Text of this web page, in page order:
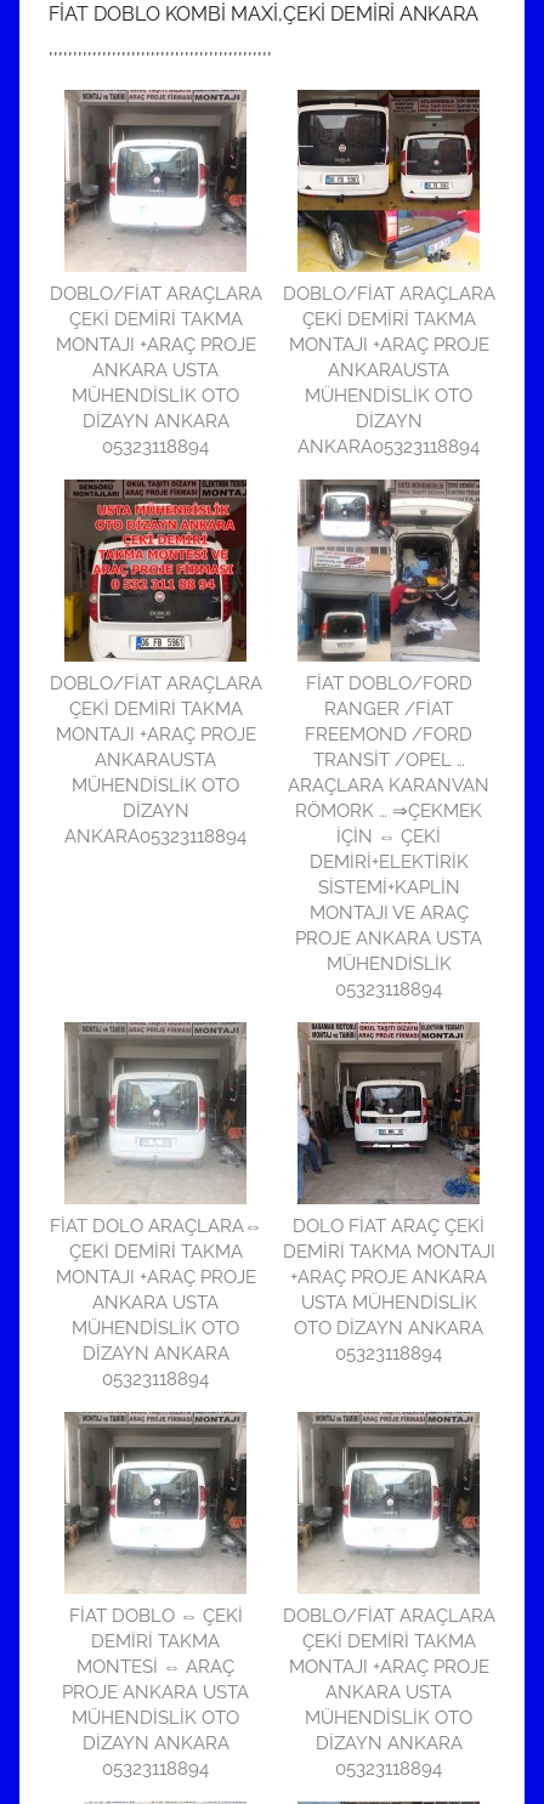
FİAT DOBLO KOMBİ MAXİ,ÇEKİ DEMİRİ ANKARA
,,,,,,,,,,,,,,,,,,,,,,,,,,,,,,,,,,,,,,,,,,,,,,
DOBLO/FİAT ARAÇLARA
ÇEKİ DEMİRİ TAKMA
MONTAJI +ARAÇ PROJE
ANKARA USTA
MÜHENDİSLİK OTO
DİZAYN ANKARA
05323118894
DOBLO/FİAT ARAÇLARA
ÇEKİ DEMİRİ TAKMA
MONTAJI +ARAÇ PROJE
ANKARAUSTA
MÜHENDİSLİK OTO
DİZAYN
ANKARA05323118894
DOBLO/FİAT ARAÇLARA
ÇEKİ DEMİRİ TAKMA
MONTAJI +ARAÇ PROJE
ANKARAUSTA
MÜHENDİSLİK OTO
DİZAYN
ANKARA05323118894
FİAT DOBLO/FORD
RANGER /FİAT
FREEMOND /FORD
TRANSİT /OPEL …
ARAÇLARA KARANVAN
RÖMORK … ⇒ÇEKMEK
İÇİN ⇔ ÇEKİ
DEMİRİ+ELEKTİRİK
SİSTEMİ+KAPLİN
MONTAJI VE ARAÇ
PROJE ANKARA USTA
MÜHENDİSLİK
05323118894
FİAT DOLO ARAÇLARA⇔
ÇEKİ DEMİRİ TAKMA
MONTAJI +ARAÇ PROJE
ANKARA USTA
MÜHENDİSLİK OTO
DİZAYN ANKARA
05323118894
DOLO FİAT ARAÇ ÇEKİ
DEMİRİ TAKMA MONTAJI
+ARAÇ PROJE ANKARA
USTA MÜHENDİSLİK
OTO DİZAYN ANKARA
05323118894
FİAT DOBLO ⇔ ÇEKİ
DEMİRİ TAKMA
MONTESİ ⇔ ARAÇ
PROJE ANKARA USTA
MÜHENDİSLİK OTO
DİZAYN ANKARA
05323118894
DOBLO/FİAT ARAÇLARA
ÇEKİ DEMİRİ TAKMA
MONTAJI +ARAÇ PROJE
ANKARA USTA
MÜHENDİSLİK OTO
DİZAYN ANKARA
05323118894